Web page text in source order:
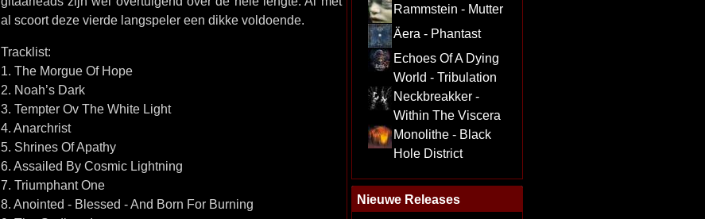
al scoort deze vierde langspeler een dikke voldoende.
Tracklist:
1. The Morgue Of Hope
2. Noah’s Dark
3. Tempter Ov The White Light
4. Anarchrist
5. Shrines Of Apathy
6. Assailed By Cosmic Lightning
7. Triumphant One
8. Anointed - Blessed - And Born For Burning
Rammstein - Mutter
Äera - Phantast
Echoes Of A Dying
World - Tribulation
Neckbreakker -
Within The Viscera
Monolithe - Black
Hole District
Nieuwe Releases